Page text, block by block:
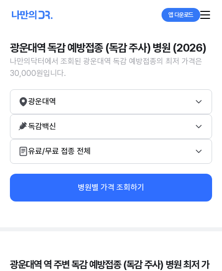
앱 다운로드
광운대역 독감 예방접종 (독감 주사) 병원 (2026)
나만의닥터에서 조회된 광운대역 독감 예방접종의 최저 가격은
30,000원입니다.
광운대역
독감백신
유료/무료 접종 전체
병원별 가격 조회하기
광운대역 역 주변 독감 예방접종 (독감 주사) 병원 최저 가